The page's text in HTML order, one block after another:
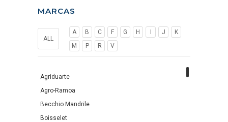
MARCAS
ALL
A B C F G H J
K
M
P R V
Agriduarte
Agro-Ramoa
Becchio Mandrile
Boisselet